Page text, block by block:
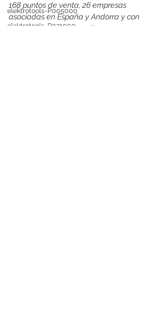
elektrotools-P005000
elektrotools-P021000
168 puntos de venta, 26 empresas
asociadas en España y Andorra y con
presencia en 24 países. En 2022, en